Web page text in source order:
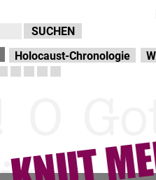
Holocaust-Chronologie